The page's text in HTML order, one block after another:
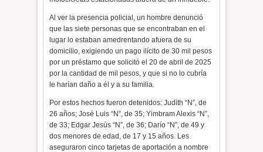
Al ver la presencia policial, un hombre denunció
que las siete personas que se encontraban en el
lugar lo estaban amedrentando afuera de su
domicilio, exigiendo un pago ilícito de 30 mil pesos
por un préstamo que solicitó el 20 de abril de 2025
por la cantidad de mil pesos, y que si no lo cubría
le harían daño a él y a su familia.
Por estos hechos fueron detenidos: Judith “N”, de
26 años; José Luis “N”, de 35; Yimbram Alexis “N”,
de 33; Edgar Jesús “N”, de 36; Darío “N”, de 49 y
dos menores de edad, de 17 y 15 años. Les
aseguraron cinco tarjetas de aportación a nombre